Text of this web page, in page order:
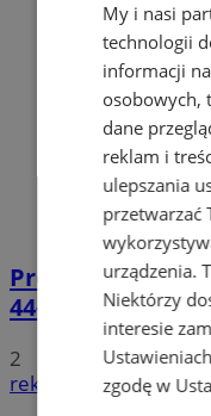
Prowadził BMW
44-latek
2
reklama
My i nasi
technologii
informacji
osobowych,
dane
reklam i
ulepszania
przetwarzać
urządzenia.
Niektórzy
interesie
zgodę w